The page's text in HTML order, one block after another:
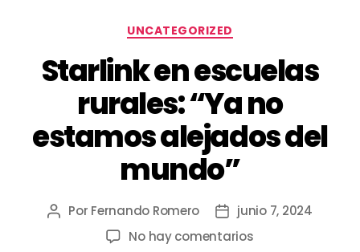
UNCATEGORIZED
Starlink en escuelas
rurales: “Ya no
estamos alejados del
mundo”
Por Fernando Romero
junio 7, 2024
No hay comentarios